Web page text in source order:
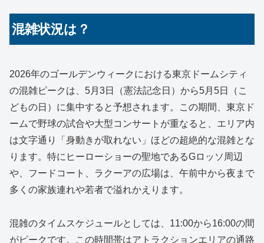
混雑状況は？
2026年のゴールデンウィークにおける東京ドームシティ
の混雑ピークは、5月3日（憲法記念日）から5月5日（こ
どもの日）に集中すると予想されます。この期間、東京ド
ームで野球の試合や大型コンサートが重なると、エリア内
は文字通り「身動きが取れない」ほどの超絶的な混雑とな
ります。特にヒーローショーの聖地であるGロッソ周辺
や、フードコート、ラクーアの広場は、午前中から夜まで
多くの家族連れや若者で溢れかえります。
混雑のタイムスケジュールとしては、11:00から16:00の間
がピークです。この時間帯はアトラクションエリアの通路